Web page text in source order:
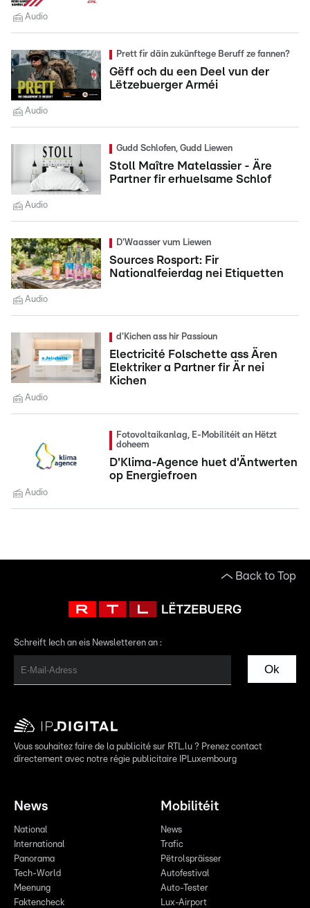
Audio
Prett fir däin zukünftege Beruff ze fannen?
Gëff och du een Deel vun der
Lëtzebuerger Arméi
Audio
Gudd Schlofen, Gudd Liewen
Stoll Maître Matelassier - Äre
Partner fir erhuelsame Schlof
Audio
D'Waasser vum Liewen
Sources Rosport: Fir
Nationalfeierdag nei Etiquetten
Audio
d'Kichen ass hir Passioun
Electricité Folschette ass Ären
Elektriker a Partner fir Är nei
Kichen
Audio
Fotovoltaikanlag, E-Mobilitéit an Hëtzt
doheem
D'Klima-Agence huet d'Äntwerten
op Energiefroen
Audio
Back to Top
Schreift Iech an eis Newsletteren an :
Ok
Vous souhaitez faire de la publicité sur RTL.lu ? Prenez contact
directement avec notre régie publicitaire IPLuxembourg
News
National
International
Panorama
Tech-World
Meenung
Faktencheck
Mobilitéit
News
Trafic
Pëtrolspräisser
Autofestival
Auto-Tester
Lux-Airport